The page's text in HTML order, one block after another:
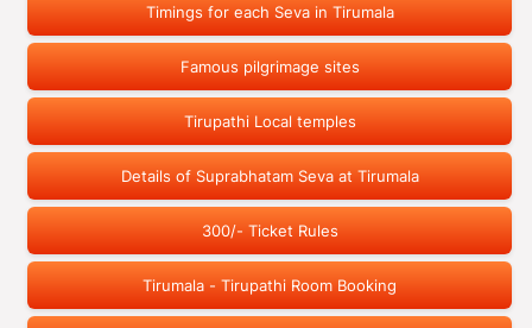
Timings for each Seva in Tirumala
Famous pilgrimage sites
Tirupathi Local temples
Details of Suprabhatam Seva at Tirumala
300/- Ticket Rules
Tirumala - Tirupathi Room Booking